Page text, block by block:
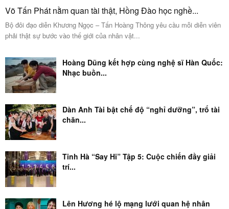
Võ Tấn Phát nằm quan tài thật, Hồng Đào học nghề...
Bộ đôi đạo diễn Khương Ngọc – Tấn Hoàng Thông yêu cầu mỗi diễn viên
phải thật sự bước vào thế giới của nhân vật...
Hoàng Dũng kết hợp cùng nghệ sĩ Hàn Quốc:
Nhạc buồn...
Dàn Anh Tài bật chế độ “nghỉ dưỡng”, trổ tài
chăn...
Tinh Hà “Say Hi” Tập 5: Cuộc chiến đầy giải
trí...
Lên Hương hé lộ mạng lưới quan hệ nhân